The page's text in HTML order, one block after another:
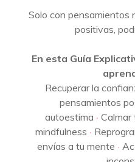
Solo con pensamientos
positivas,
En esta Guía
Recuperar la
pensamientos
autoestima · Calmar
mindfulness ·
envías a tu mente ·